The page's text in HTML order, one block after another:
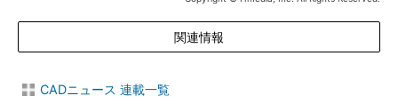
関連情報
CADニュース 連載一覧